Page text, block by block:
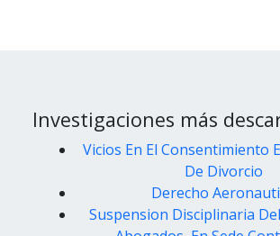
Investigaciones más
Vicios En El Consentimiento
De Divorcio
Derecho
Suspension Disciplinaria